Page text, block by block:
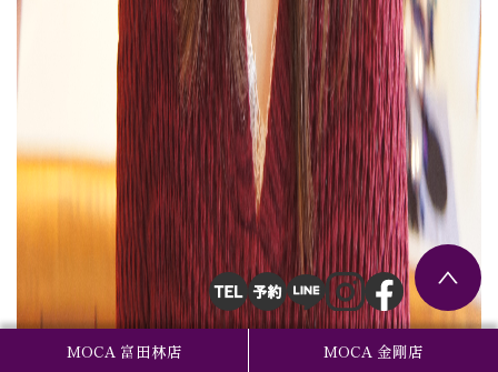
MOCA 富田林店 MOCA 金剛店